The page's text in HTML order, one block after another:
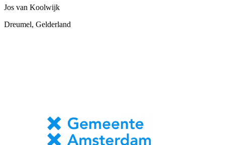
Jos van Koolwijk
Dreumel, Gelderland